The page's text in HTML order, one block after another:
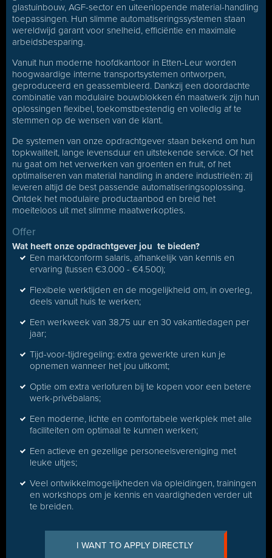
glastuinbouw, AGF-sector en uiteenlopende material-handling
toepassingen. Hun slimme automatiseringssystemen staan
wereldwijd garant voor snelheid, efficiëntie en maximale
arbeidsbesparing.
Vanuit hun moderne hoofdkantoor in Etten-Leur worden
hoogwaardige interne transportsystemen ontworpen,
geproduceerd en geassembleerd. Dankzij een doordachte
combinatie van modulaire bouwblokken én maatwerk zijn hun
oplossingen flexibel, toekomstbestendig en volledig af te
stemmen op de wensen van de klant.
De systemen van onze opdrachtgever staan bekend om hun
topkwaliteit, lange levensduur en uitstekende service. Of het
nu gaat om het verwerken van groenten en fruit, of het
optimaliseren van material handling in andere industrieën: zij
leveren altijd de best passende automatiseringsoplossing.
Ontdek het modulaire productaanbod en breid het
moeiteloos uit met slimme maatwerkopties.
Offer
Wat heeft onze opdrachtgever jou te bieden?
Een marktconform salaris, afhankelijk van kennis en
ervaring (tussen €3.000 - €4.500);
Flexibele werktijden en de mogelijkheid om, in overleg,
deels vanuit huis te werken;
Een werkweek van 38,75 uur en 30 vakantiedagen per
jaar;
Tijd-voor-tijdregeling: extra gewerkte uren kun je
opnemen wanneer het jou uitkomt;
Optie om extra verlofuren bij te kopen voor een betere
werk-privébalans;
Een moderne, lichte en comfortabele werkplek met alle
faciliteiten om optimaal te kunnen werken;
Een actieve en gezellige personeelsvereniging met
leuke uitjes;
Veel ontwikkelmogelijkheden via opleidingen, trainingen
en workshops om je kennis en vaardigheden verder uit
te breiden.
I WANT TO APPLY DIRECTLY